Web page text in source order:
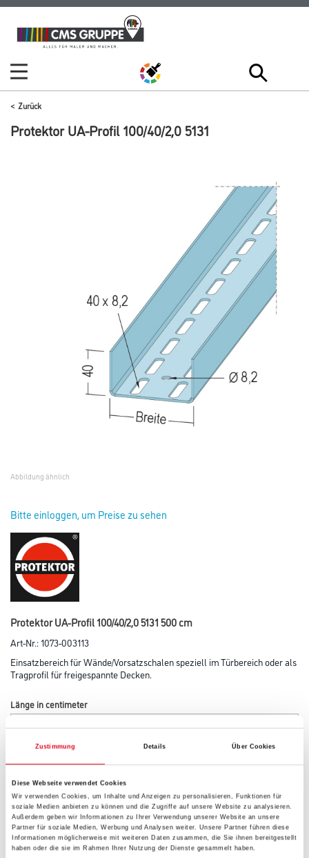
Zustimmung Details Über Cookies
Diese Webseite verwendet Cookies
Wir verwenden Cookies, um Inhalte und Anzeigen zu personalisieren, Funktionen für
soziale Medien anbieten zu können und die Zugriffe auf unsere Website zu analysieren.
Außerdem geben wir Informationen zu Ihrer Verwendung unserer Website an unsere
Partner für soziale Medien, Werbung und Analysen weiter. Unsere Partner führen diese
Informationen möglicherweise mit weiteren Daten zusammen, die Sie ihnen bereitgestellt
haben oder die sie im Rahmen Ihrer Nutzung der Dienste gesammelt haben.
Zum
Inhalt
Zum
Navigationsmenü
Zurück
Protektor UA-Profil 100/40/2,0 5131
Abbildung ähnlich
Bitte einloggen, um Preise zu sehen
Protektor UA-Profil 100/40/2,0 5131 500 cm
Art-Nr.:1073-003113
Einsatzbereich für Wände/Vorsatzschalen speziell im Türbereich oder als
Tragprofil für freigespannte Decken.
Länge in centimeter
Höhe in centimeter